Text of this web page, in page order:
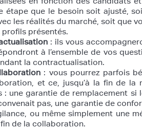
que le besoin soit ajusté,
les réalités du marché, soit que
profils présentés.
: ils vous
à l’ensemble de vos
la contractualisation.
: vous pourrez parfois
et ce, jusqu’à la fin de la
: une garantie de remplacement si
pas, une garantie de
ou même simplement une
de la collaboration.